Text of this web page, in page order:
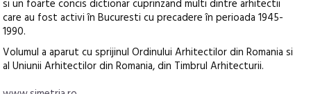
si un foarte concis dictionar cuprinzand multi dintre arhitectii
care au fost activi în Bucuresti cu precadere în perioada 1945-
1990.
Volumul a aparut cu sprijinul Ordinului Arhitectilor din Romania si
al Uniunii Arhitectilor din Romania, din Timbrul Arhitecturii.